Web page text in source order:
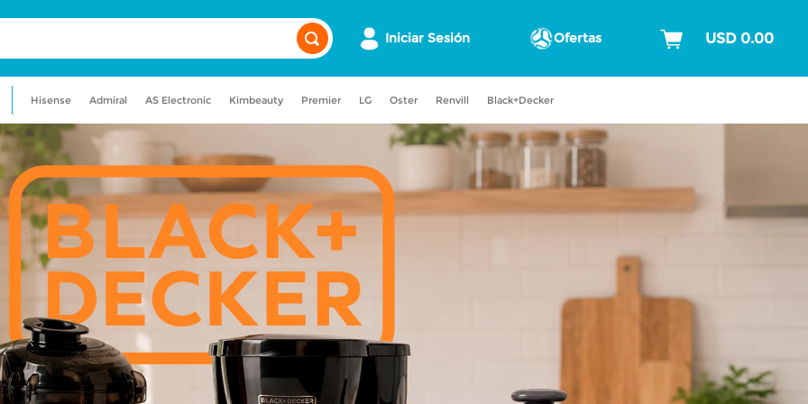
Iniciar Sesión Ofertas
Hisense Admiral AS Electronic Kimbeauty Premier LG Oster Renvill Black+Decker
admiral
maquillaje
licuadora aire acondicionado